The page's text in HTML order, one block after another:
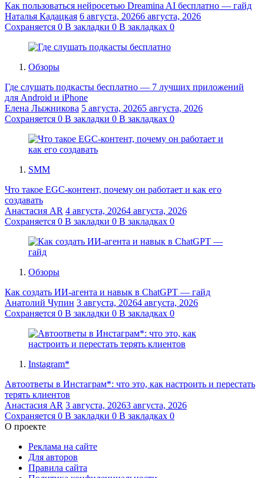
Как пользоваться нейросетью Dreamina AI бесплатно — гайд
Наталья Кадацкая 6 августа, 20266 августа, 2026
Сохраняется 0 В закладки 0 В закладках 0
Обзоры
Где слушать подкасты бесплатно — 7 лучших приложений
для Android и iPhone
Елена Лыжникова 5 августа, 20265 августа, 2026
Сохраняется 0 В закладки 0 В закладках 0
SMM
Что такое EGC-контент, почему он работает и как его
создавать
Анастасия AR 4 августа, 20264 августа, 2026
Сохраняется 0 В закладки 0 В закладках 0
Обзоры
Как создать ИИ-агента и навык в ChatGPT — гайд
Анатолий Чупин 3 августа, 20264 августа, 2026
Сохраняется 0 В закладки 0 В закладках 0
Instagram*
Автоответы в Инстаграм*: что это, как настроить и перестать
терять клиентов
Анастасия AR 3 августа, 20263 августа, 2026
Сохраняется 0 В закладки 0 В закладках 0
О проекте
Реклама на сайте
Для авторов
Правила сайта